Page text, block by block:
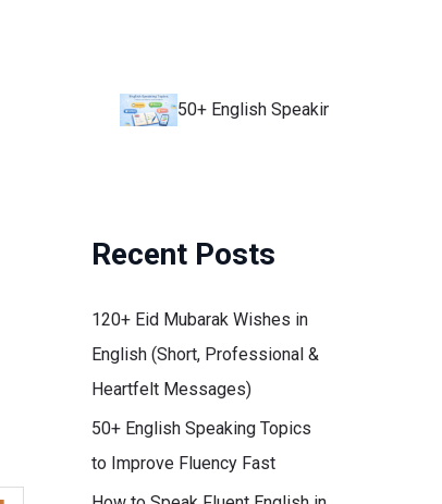
50+ English Speaking Topics to
Recent Posts
120+ Eid Mubarak Wishes in
English (Short, Professional &
Heartfelt Messages)
50+ English Speaking Topics
to Improve Fluency Fast